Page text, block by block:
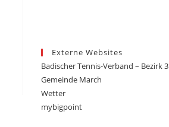
Externe Websites
Badischer Tennis-Verband – Bezirk 3
Gemeinde March
Wetter
mybigpoint